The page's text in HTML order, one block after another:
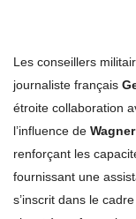
Les conseillers
journaliste français
étroite collaboration
l’influence de
renforçant les
fournissant une
s’inscrit dans le